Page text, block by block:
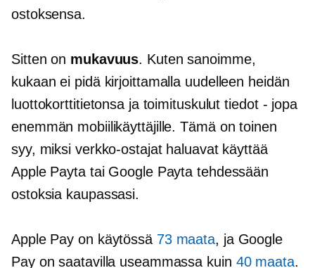
ostoksensa.
Sitten on mukavuus. Kuten sanoimme,
kukaan ei pidä kirjoittamalla uudelleen heidän
luottokorttitietonsa ja toimituskuluttiedot - jopa
enemmän mobiilikäyttäjille. Tämä on toinen
syy, miksi verkko-ostajat haluavat käyttää
Apple Payta tai Google Payta tehdessään
ostoksia kaupassasi.
Apple Pay on käytössä 73 maata, ja Google
Pay on saatavilla useammassa kuin 40 maata.